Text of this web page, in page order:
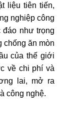
liệu tiên tiến,
nghiệp công
như trọng
chống ăn mòn
của thế giới
về chi phí và
lai, mở ra
công nghệ.